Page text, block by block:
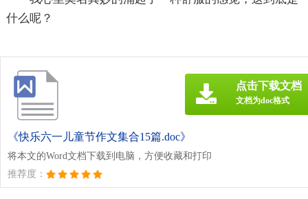
什么呢？
《快乐六一儿童节作文集合15篇.doc》
将本文的Word文档下载到电脑，方便收藏和打印
推荐度：
点击下载文档
文档为doc格式